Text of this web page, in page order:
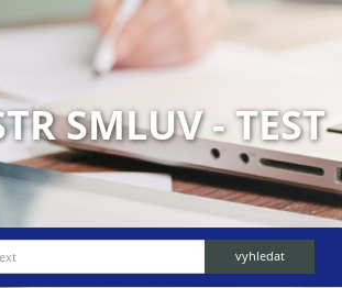
SMLUV - TEST